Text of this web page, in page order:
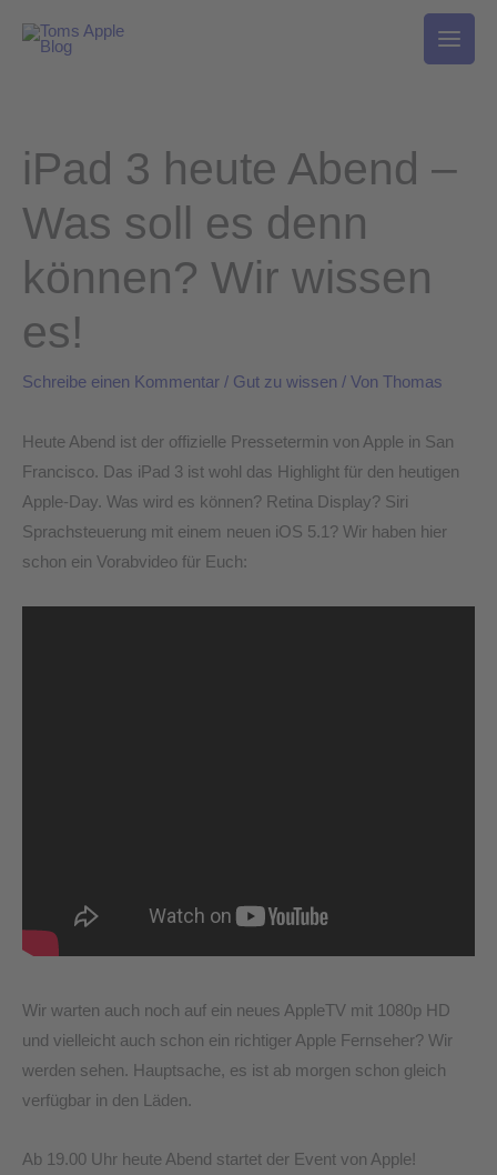
Inhalt
iPad 3 heute Abend –
Was soll es denn
können? Wir wissen
es!
Schreibe einen Kommentar / Gut zu wissen / Von Thomas
Heute Abend ist der offizielle Pressetermin von Apple in San
Francisco. Das iPad 3 ist wohl das Highlight für den heutigen
Apple-Day. Was wird es können? Retina Display? Siri
Sprachsteuerung mit einem neuen iOS 5.1? Wir haben hier
schon ein Vorabvideo für Euch:
Wir warten auch noch auf ein neues AppleTV mit 1080p HD
und vielleicht auch schon ein richtiger Apple Fernseher? Wir
werden sehen. Hauptsache, es ist ab morgen schon gleich
verfügbar in den Läden.
Ab 19.00 Uhr heute Abend startet der Event von Apple!